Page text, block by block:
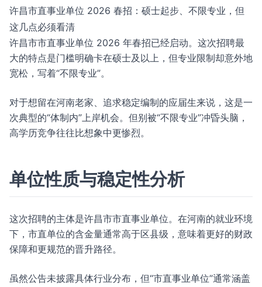
许昌市直事业单位 2026 春招：硕士起步、不限专业，但
这几点必须看清
许昌市市直事业单位 2026 年春招已经启动。这次招聘最
大的特点是门槛明确卡在硕士及以上，但专业限制却意外地
宽松，写着“不限专业”。
对于想留在河南老家、追求稳定编制的应届生来说，这是一
次典型的“体制内”上岸机会。但别被“不限专业”冲昏头脑，
高学历竞争往往比想象中更惨烈。
单位性质与稳定性分析
这次招聘的主体是许昌市市直事业单位。在河南的就业环境
下，市直单位的含金量通常高于区县级，意味着更好的财政
保障和更规范的晋升路径。
虽然公告未披露具体行业分布，但“市直事业单位”通常涵盖